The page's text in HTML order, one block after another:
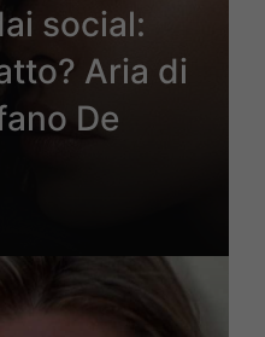
social:
Aria di
De